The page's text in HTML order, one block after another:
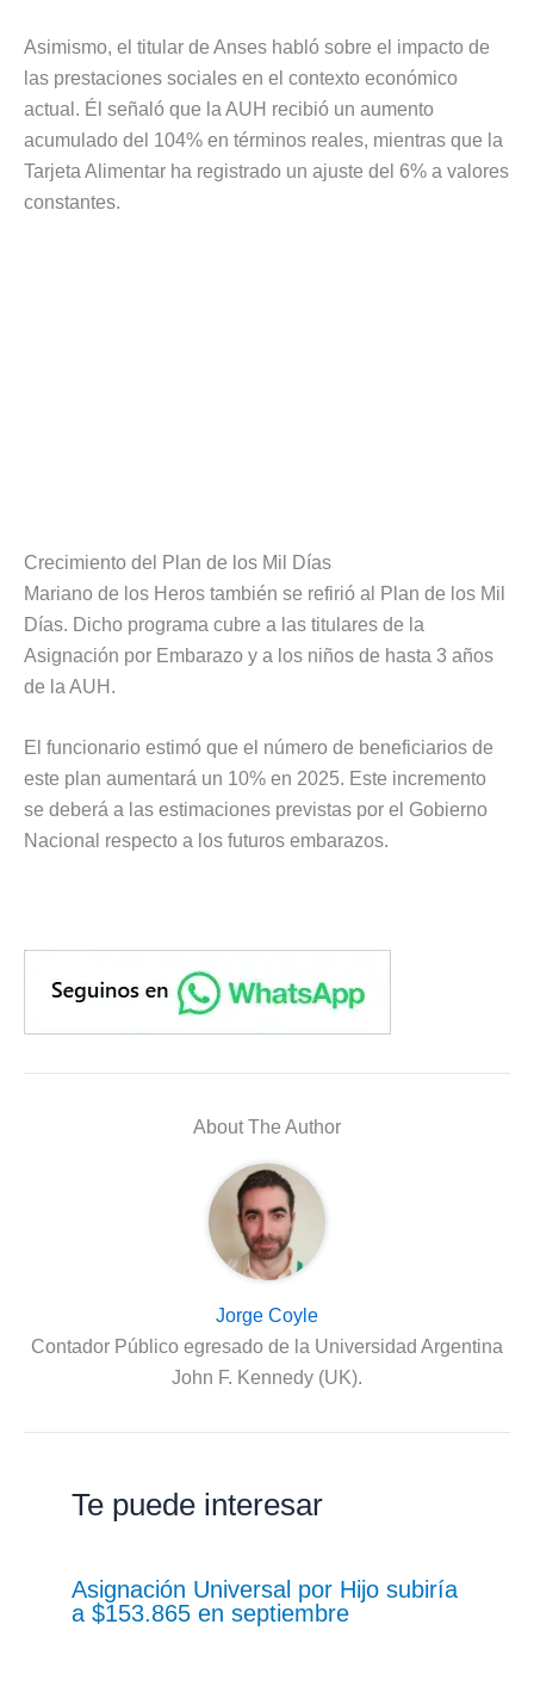
Asimismo, el titular de Anses habló sobre el impacto de
las prestaciones sociales en el contexto económico
actual. Él señaló que la AUH recibió un aumento
acumulado del 104% en términos reales, mientras que la
Tarjeta Alimentar ha registrado un ajuste del 6% a valores
constantes.
Crecimiento del Plan de los Mil Días
Mariano de los Heros también se refirió al Plan de los Mil
Días. Dicho programa cubre a las titulares de la
Asignación por Embarazo y a los niños de hasta 3 años
de la AUH.
El funcionario estimó que el número de beneficiarios de
este plan aumentará un 10% en 2025. Este incremento
se deberá a las estimaciones previstas por el Gobierno
Nacional respecto a los futuros embarazos.
About The Author
Jorge Coyle
Contador Público egresado de la Universidad Argentina
John F. Kennedy (UK).
Te puede interesar
Asignación Universal por Hijo subiría
a $153.865 en septiembre